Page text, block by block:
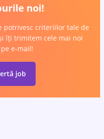
noi!
potrivesc criteriilor tale de
îți trimitem cele mai noi
e-mail!
job